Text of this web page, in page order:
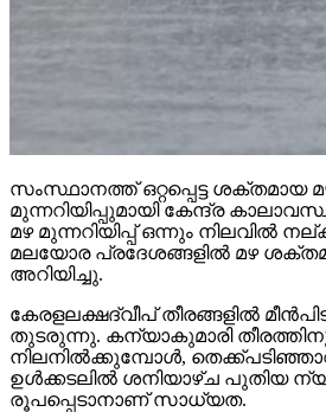
സംസ്ഥാനത്ത് ഒറ്റപ്പെട്ട ശക്തമായ
മുന്നറിയിപ്പുമായി കേന്ദ്ര
മഴ മുന്നറിയിപ്പ് ഒന്നും നിലവില്‍
മലയോര പ്രദേശങ്ങളില്‍ മഴ
അറിയിച്ചു.
കേരളലക്ഷദ്വീപ് തീരങ്ങളില്‍
തുടരുന്നു. കന്യാകുമാരി
നിലനില്‍ക്കുമ്പോള്‍,
ഉള്‍ക്കടലില്‍ ശനിയാഴ്ച പുതിയ
രൂപപ്പെടാനാണ് സാധ്യത.